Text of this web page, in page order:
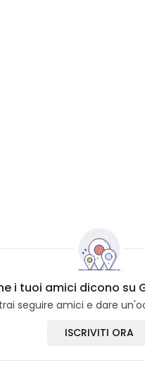
i tuoi amici dicono su
seguire amici e dare
ISCRIVITI ORA